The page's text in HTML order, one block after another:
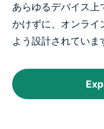
あらゆるデバイス上
かけずに、オンライ
よう設計されていま